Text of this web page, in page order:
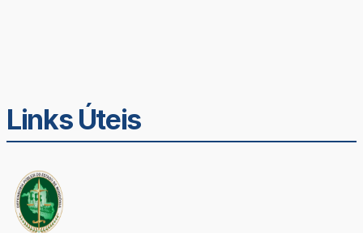
Links Úteis